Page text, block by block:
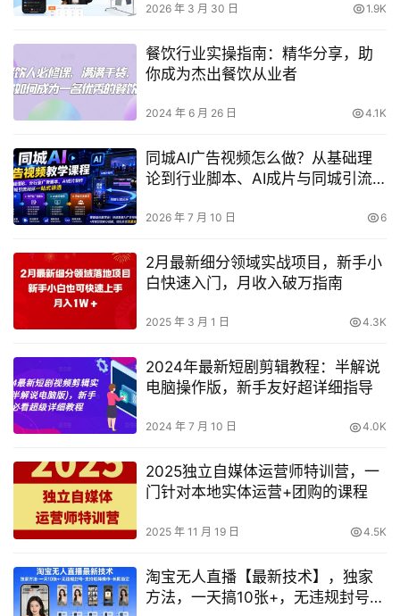
2026 年 3 月 30 日 1.9K
餐饮行业实操指南：精华分享，助
你成为杰出餐饮从业者
2024 年 6 月 26 日 4.1K
同城AI广告视频怎么做？从基础理
论到行业脚本、AI成片与同城引流
2026 年 7 月 10 日 6
2月最新细分领域实战项目，新手小
白快速入门，月收入破万指南
2025 年 3 月 1 日 4.3K
2024年最新短剧剪辑教程：半解说
电脑操作版，新手友好超详细指导
2024 年 7 月 10 日 4.0K
2025独立自媒体运营师特训营，一
门针对本地实体运营+团购的课程
2025 年 11 月 19 日 4.5K
淘宝无人直播【最新技术】，独家
方法，一天搞10张+，无违规封号，